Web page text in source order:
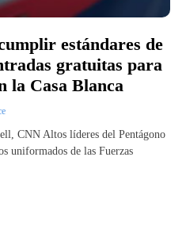
estándares de
gratuitas para
la Casa Blanca
CNN Altos líderes del Pentágono
uniformados de las Fuerzas